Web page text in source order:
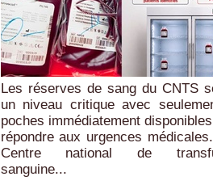
Les réserves de sang du CNTS
un niveau critique avec
poches immédiatement
répondre aux urgences
Centre national de
sanguine...